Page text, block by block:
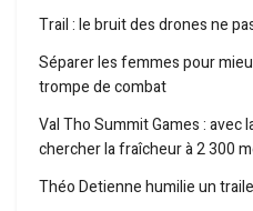
Trail : le bruit des drones ne
Séparer les femmes pour
trompe de combat
Val Tho Summit Games : avec
chercher la fraîcheur à 2 300
Théo Detienne humilie un